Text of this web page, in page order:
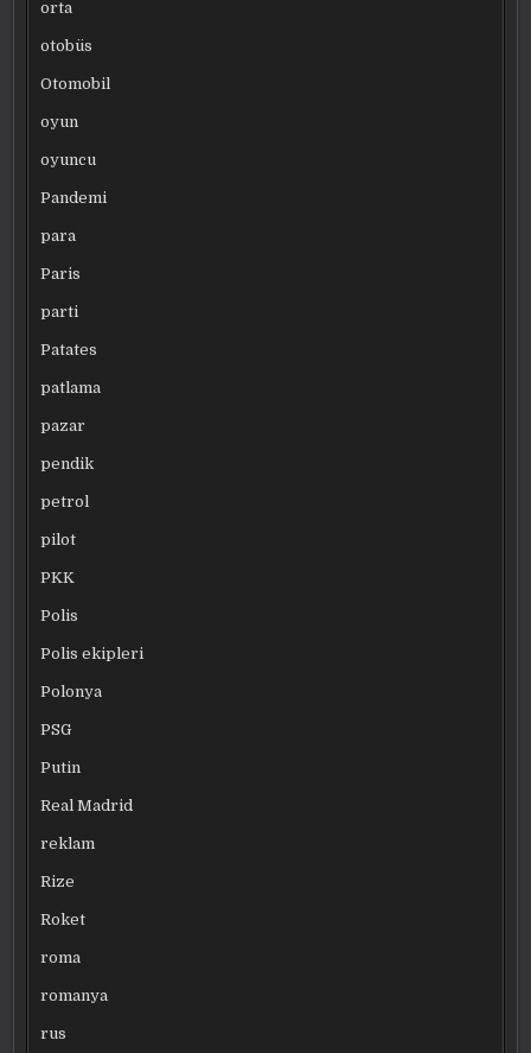
orta
otobüs
Otomobil
oyun
oyuncu
Pandemi
para
Paris
parti
Patates
patlama
pazar
pendik
petrol
pilot
PKK
Polis
Polis ekipleri
Polonya
PSG
Putin
Real Madrid
reklam
Rize
Roket
roma
romanya
rus